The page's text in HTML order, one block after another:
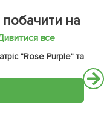
на
все
"Rose Purple" та